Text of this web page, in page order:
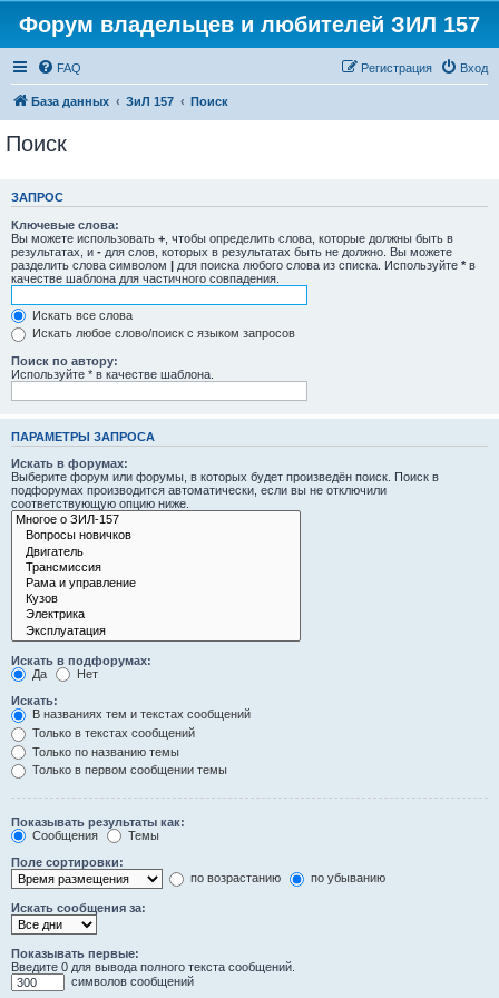
Форум владельцев и любителей ЗИЛ 157
FAQ Вход
Регистрация
База данных ЗиЛ 157 Поиск
Поиск
ЗАПРОС
Ключевые слова:
Вы можете использовать + , чтобы определить слова, которые должны быть в
результатах, и - для слов, которых в результатах быть не должно. Вы можете
разделить слова символом | для поиска любого слова из списка. Используйте * в
качестве шаблона для частичного совпадения.
Искать все слова
Искать любое слово/поиск с языком запросов
Поиск по автору:
Используйте * в качестве шаблона.
ПАРАМЕТРЫ ЗАПРОСА
Искать в форумах:
Выберите форум или форумы, в которых будет произведён поиск. Поиск в
подфорумах производится автоматически, если вы не отключили
соответствующую опцию ниже.
Искать в подфорумах:
Да
Нет
Искать:
В названиях тем и текстах сообщений
Только в текстах сообщений
Только по названию темы
Только в первом сообщении темы
Показывать результаты как:
Сообщения
Темы
Поле сортировки:
по возрастанию
по убыванию
Искать сообщения за:
Показывать первые:
Введите 0 для вывода полного текста сообщений.
символов сообщений